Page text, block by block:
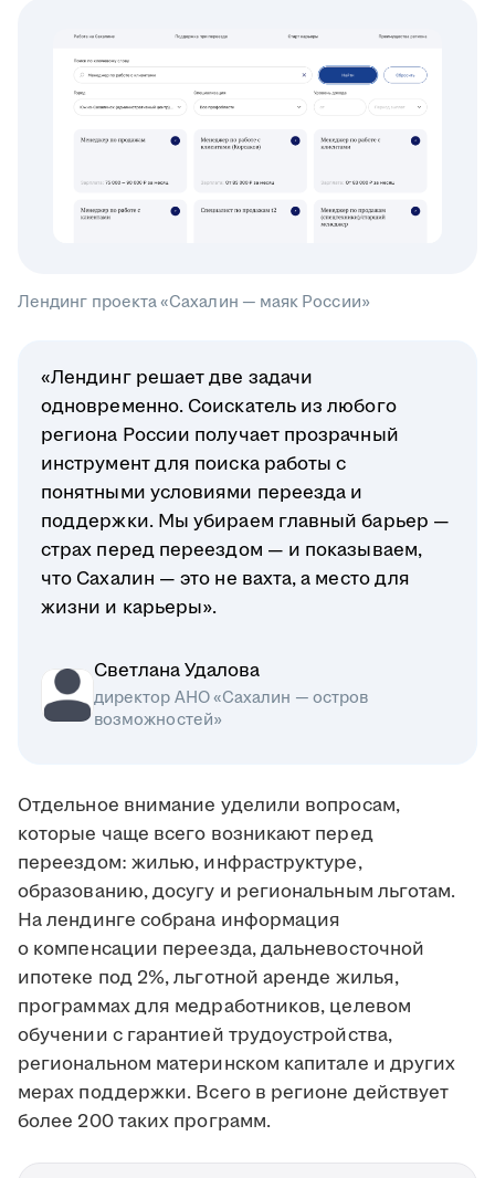
Лендинг проекта «Сахалин — маяк России»
«Лендинг решает две задачи
одновременно. Соискатель из любого
региона России получает прозрачный
инструмент для поиска работы с
понятными условиями переезда и
поддержки. Мы убираем главный барьер —
страх перед переездом — и показываем,
что Сахалин — это не вахта, а место для
жизни и карьеры».
Светлана Удалова
директор АНО «Сахалин — остров
возможностей»
Отдельное внимание уделили вопросам,
которые чаще всего возникают перед
переездом: жилью, инфраструктуре,
образованию, досугу и региональным льготам.
На лендинге собрана информация
о компенсации переезда, дальневосточной
ипотеке под 2%, льготной аренде жилья,
программах для медработников, целевом
обучении с гарантией трудоустройства,
региональном материнском капитале и других
мерах поддержки. Всего в регионе действует
более 200 таких программ.